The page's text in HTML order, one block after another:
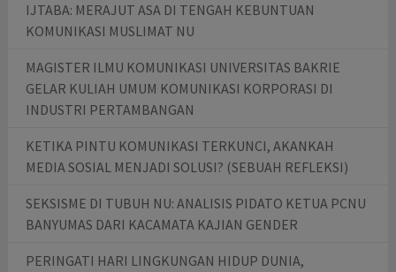
IJTABA: MERAJUT ASA DI TENGAH KEBUNTUAN
KOMUNIKASI MUSLIMAT NU
MAGISTER ILMU KOMUNIKASI UNIVERSITAS BAKRIE
GELAR KULIAH UMUM KOMUNIKASI KORPORASI DI
INDUSTRI PERTAMBANGAN
KETIKA PINTU KOMUNIKASI TERKUNCI, AKANKAH
MEDIA SOSIAL MENJADI SOLUSI? (SEBUAH REFLEKSI)
SEKSISME DI TUBUH NU: ANALISIS PIDATO KETUA PCNU
BANYUMAS DARI KACAMATA KAJIAN GENDER
PERINGATI HARI LINGKUNGAN HIDUP DUNIA,